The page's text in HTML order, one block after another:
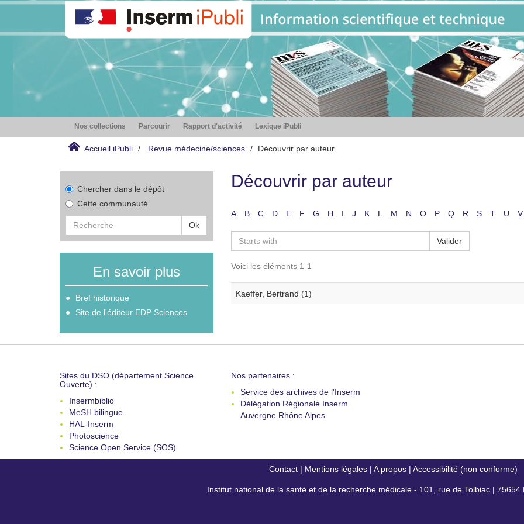
Nos collections Parcourir Rapport d'activité Lexique iPubli
Accueil iPubli Revue médecine/sciences Découvrir par auteur
Chercher dans le dépôt
Cette communauté
Ok
En savoir plus
Bref historique
Site de l'éditeur EDP Sciences
Découvrir par auteur
A B C D E F G H I J K L M N O P Q R S T U V
Valider
Voici les éléments 1-1
Kaeffer, Bertrand (1)
Sites du DSO (département Science
Ouverte) :
Insermbiblio
MeSH bilingue
HAL-Inserm
Photoscience
Science Open Service (SOS)
Nos partenaires :
Service des archives de l'Inserm
Délégation Régionale Inserm
Auvergne Rhône Alpes
Contact| Mentions légales| A propos| Accessibilité (non conforme)
Institut national de la santé et de la recherche médicale - 101, rue de Tolbiac | 75654